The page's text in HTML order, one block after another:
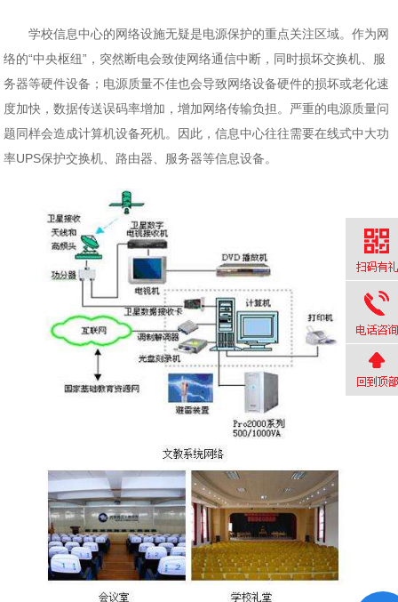
学校信息中心的网络设施无疑是电源保护的重点关注区域。作为网
络的“中央枢纽”，突然断电会致使网络通信中断，同时损坏交换机、服
务器等硬件设备；电源质量不佳也会导致网络设备硬件的损坏或老化速
度加快，数据传送误码率增加，增加网络传输负担。严重的电源质量问
题同样会造成计算机设备死机。因此，信息中心往往需要在线式中大功
率UPS保护交换机、路由器、服务器等信息设备。